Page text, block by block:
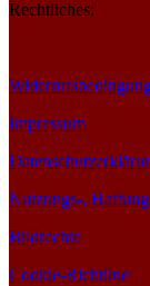
Rechtliches:
Impressum
Nutzungs-,
Bildrechte
Cookie-Richtline